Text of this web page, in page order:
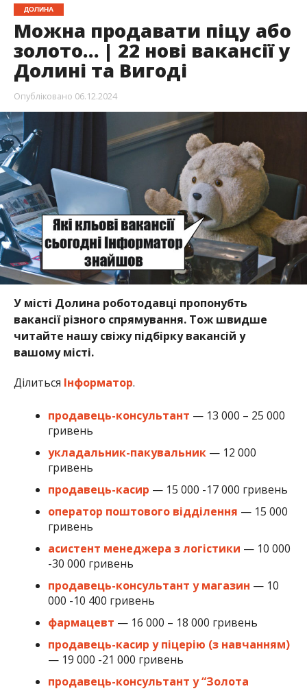
ДОЛИНА
Можна продавати піцу або
золото… | 22 нові вакансії у
Долині та Вигоді
Опубліковано 06.12.2024
У місті Долина роботодавці пропонубть
вакансії різного спрямування. Тож швидше
читайте нашу свіжу підбірку вакансій у
вашому місті.
Ділиться Інформатор.
продавець-консультант — 13 000 – 25 000
гривень
укладальник-пакувальник— 12 000
гривень
продавець-касир — 15 000 -17 000 гривень
оператор поштового відділення — 15 000
гривень
асистент менеджера з логістики — 10 000
-30 000 гривень
продавець-консультант у магазин — 10
000 -10 400 гривень
фармацевт — 16 000 – 18 000 гривень
продавець-касир у піцерію (з навчанням)
— 19 000 -21 000 гривень
продавець-консультант у “Золота